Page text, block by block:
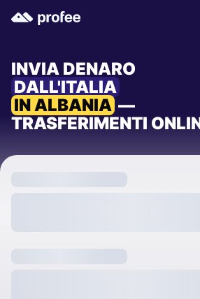
INVIA DENARO
DALL'ITALIA
IN ALBANIA —
TRASFERIMENTI